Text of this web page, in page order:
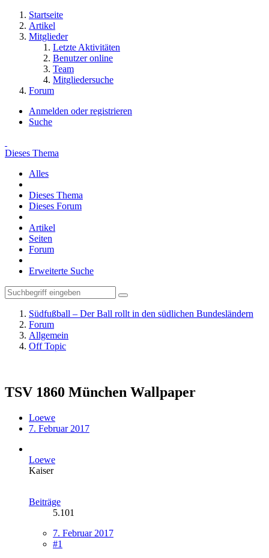
Startseite
Artikel
Mitglieder
Letzte Aktivitäten
Benutzer online
Team
Mitgliedersuche
Forum
Anmelden oder registrieren
Suche
Dieses Thema
Alles
Dieses Thema
Dieses Forum
Artikel
Seiten
Forum
Erweiterte Suche
Südfußball – Der Ball rollt in den südlichen Bundesländern
Forum
Allgemein
Off Topic
TSV 1860 München Wallpaper
Loewe
7. Februar 2017
Loewe
Kaiser
Beiträge
5.101
7. Februar 2017
#1